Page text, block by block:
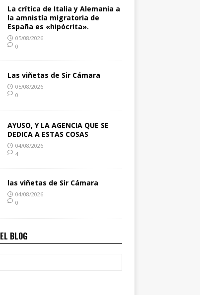
La crítica de Italia y Alemania a
la amnistía migratoria de
España es «hipócrita».
05/08/2026
0
Las viñetas de Sir Cámara
05/08/2026
0
AYUSO, Y LA AGENCIA QUE SE
DEDICA A ESTAS COSAS
04/08/2026
4
las viñetas de Sir Cámara
04/08/2026
0
BLOG